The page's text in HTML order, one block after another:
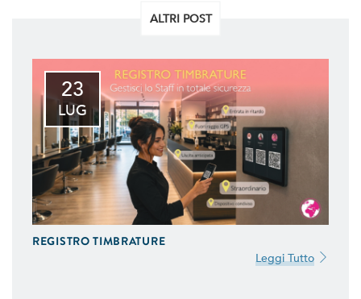
ALTRI POST
23
LUG
REGISTRO TIMBRATURE
Leggi Tutto